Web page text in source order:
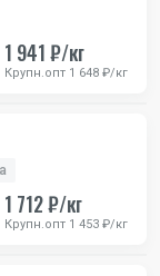
1 941 ₽/кг
Крупн.опт 1 648 ₽/кг
1 712 ₽/кг
Крупн.опт 1 453 ₽/кг